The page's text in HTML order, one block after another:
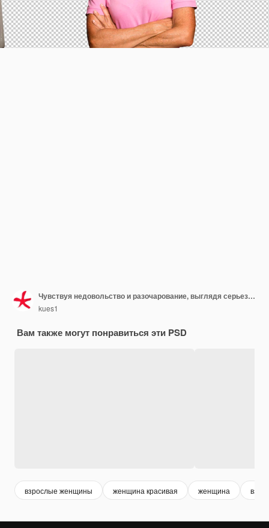
Чувствуя недовольство и разочарование, выглядя серьезно раздраженным и злым со скрещенными руками
kues1
Вам также могут понравиться эти PSD
взрослые женщины женщина красивая женщина